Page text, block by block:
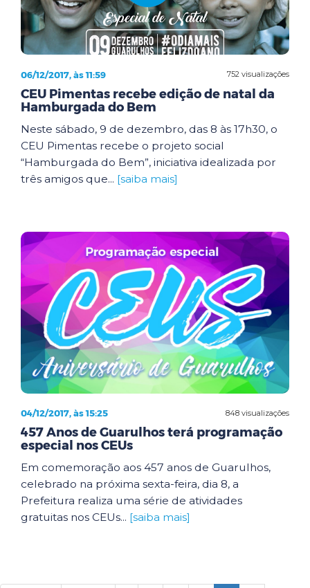
752 visualizações
06/12/2017, às 11:59
CEU Pimentas recebe edição de natal da
Hamburgada do Bem
Neste sábado, 9 de dezembro, das 8 às 17h30, o
CEU Pimentas recebe o projeto social
“Hamburgada do Bem”, iniciativa idealizada por
três amigos que... [saiba mais]
848 visualizações
04/12/2017, às 15:25
457 Anos de Guarulhos terá programação
especial nos CEUs
Em comemoração aos 457 anos de Guarulhos,
celebrado na próxima sexta-feira, dia 8, a
Prefeitura realiza uma série de atividades
gratuitas nos CEUs... [saiba mais]